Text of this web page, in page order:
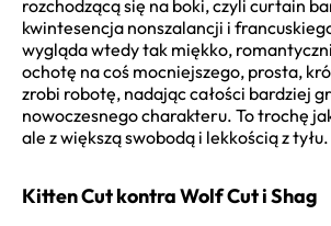
rozchodzącą się na boki, czyli curtain
kwintesencja nonszalancji i
wygląda wtedy tak miękko,
ochotę na coś mocniejszego, prosta,
zrobi robotę, nadając całości bardziej
nowoczesnego charakteru. To trochę
ale z większą swobodą i lekkością z tyłu.
Kitten Cut kontra Wolf Cut i Shag